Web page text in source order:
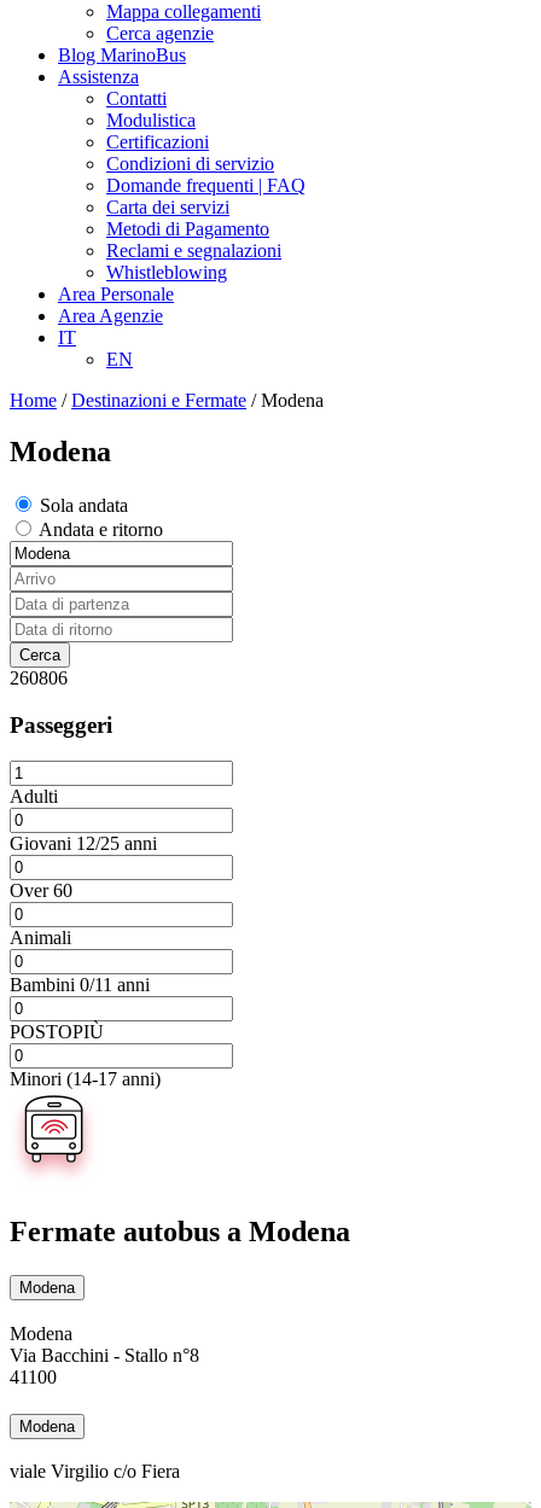
Mappa collegamenti
Cerca agenzie
Blog MarinoBus
Assistenza
Contatti
Modulistica
Certificazioni
Condizioni di servizio
Domande frequenti | FAQ
Carta dei servizi
Metodi di Pagamento
Reclami e segnalazioni
Whistleblowing
Area Personale
Area Agenzie
IT
EN
Home / Destinazioni e Fermate / Modena
Modena
Sola andata
Andata e ritorno
260806
Passeggeri
Adulti
Giovani 12/25 anni
Over 60
Animali
Bambini 0/11 anni
POSTOPIÙ
Minori (14-17 anni)
Fermate autobus a Modena
Modena
Modena
Via Bacchini - Stallo n°8
41100
Modena
viale Virgilio c/o Fiera